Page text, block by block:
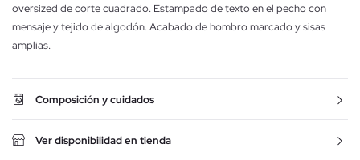
oversized de corte cuadrado. Estampado de texto en el pecho con
mensaje y tejido de algodón. Acabado de hombro marcado y sisas
amplias.
Composición y cuidados
Ver disponibilidad en tienda